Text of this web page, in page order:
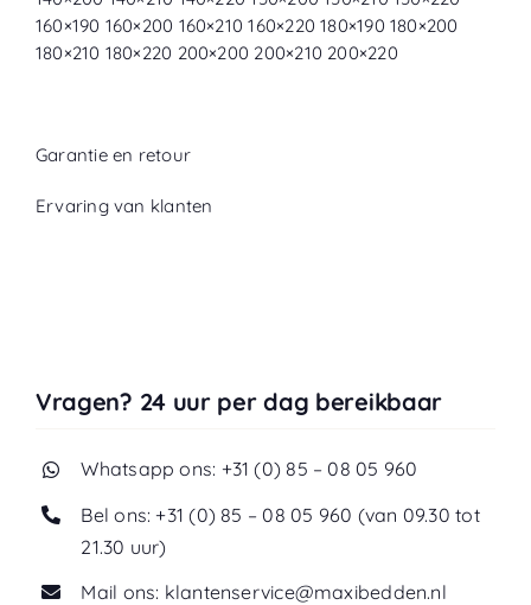
160×190 160×200 160×210 160×220 180×190 180×200
180×210 180×220 200×200 200×210 200×220
Garantie en retour
Ervaring van klanten
Vragen? 24 uur per dag bereikbaar
Whatsapp ons: +31 (0) 85 – 08 05 960
Bel ons: +31 (0) 85 – 08 05 960 (van 09.30 tot
21.30 uur)
Mail ons: klantenservice@maxibedden.nl